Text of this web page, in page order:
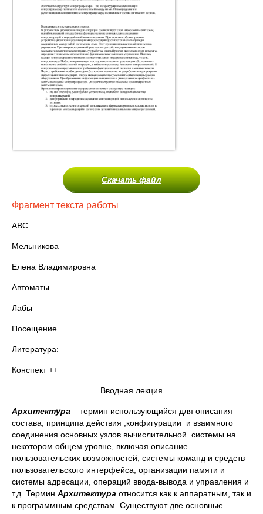
Скачать файл
Фрагмент текста работы
АВС
Мельникова
Елена Владимировна
Автоматы—
Лабы
Посещение
Литература:
Конспект ++
Вводная лекция
Архитектура – термин использующийся для описания
состава, принципа действия ,конфигурации и взаимного
соединения основных узлов вычислительной системы на
некотором общем уровне, включая описание
пользовательских возможностей, системы команд и средств
пользовательского интерфейса, организации памяти и
системы адресации, операций ввода-вывода и управления и
т.д. Термин Архитектура относится как к аппаратным, так и
к программным средствам. Существуют две основные